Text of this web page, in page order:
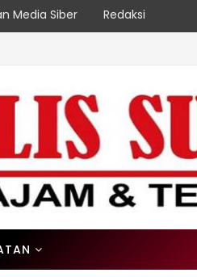
Media Siber Redaksi